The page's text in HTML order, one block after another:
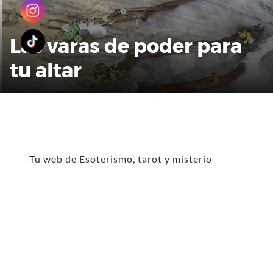
Las varas de poder para
tu altar
Tu web de Esoterismo, tarot y misterio